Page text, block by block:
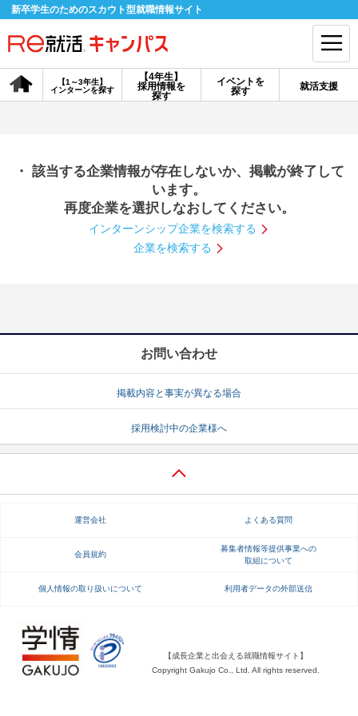
新卒学生のためのスカウト型就職情報サイト
【4年生】
採用情報を
探す
【1～3年生】
インターンを探す
イベントを
探す
就活支援
会員登録 ログイン
探す
【4年生】
説明会を探す
インターンを探す
就活ノウハウ・サポート
就活支援
就活ノウハウが満載！ お役立ち記事・相談室など
適職診断 就活チャンネル
・ 該当する企業情報が存在しないか、掲載が終了して
います。
再度企業を選択しなおしてください。
インターンシップ企業を検索する
企業を検索する
お問い合わせ
掲載内容と事実が異なる場合
採用検討中の企業様へ
運営会社 よくある質問
会員規約
募集者情報等提供事業への
取組について
個人情報の取り扱いについて 利用者データの外部送信
【成長企業と出会える就職情報サイト】
Copyright Gakujo Co., Ltd. All rights reserved.